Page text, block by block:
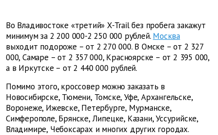
Во Владивостоке «третий» X-Trail без пробега закажут
минимум за 2 200 000-2 250 000 рублей. Москва
выходит подороже – от 2 270 000. В Омске – от 2 327
000, Самаре – от 2 357 000, Красноярске – от 2 395 000,
а в Иркутске – от 2 440 000 рублей.
Помимо этого, кроссовер можно заказать в
Новосибирске, Тюмени, Томске, Уфе, Архангельске,
Воронеже, Ижевске, Петербурге, Мурманске,
Симферополе, Брянске, Липецке, Казани, Уссурийске,
Владимире, Чебоксарах и многих других городах.